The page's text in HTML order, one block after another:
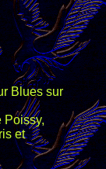
Blues sur
Poissy,
et